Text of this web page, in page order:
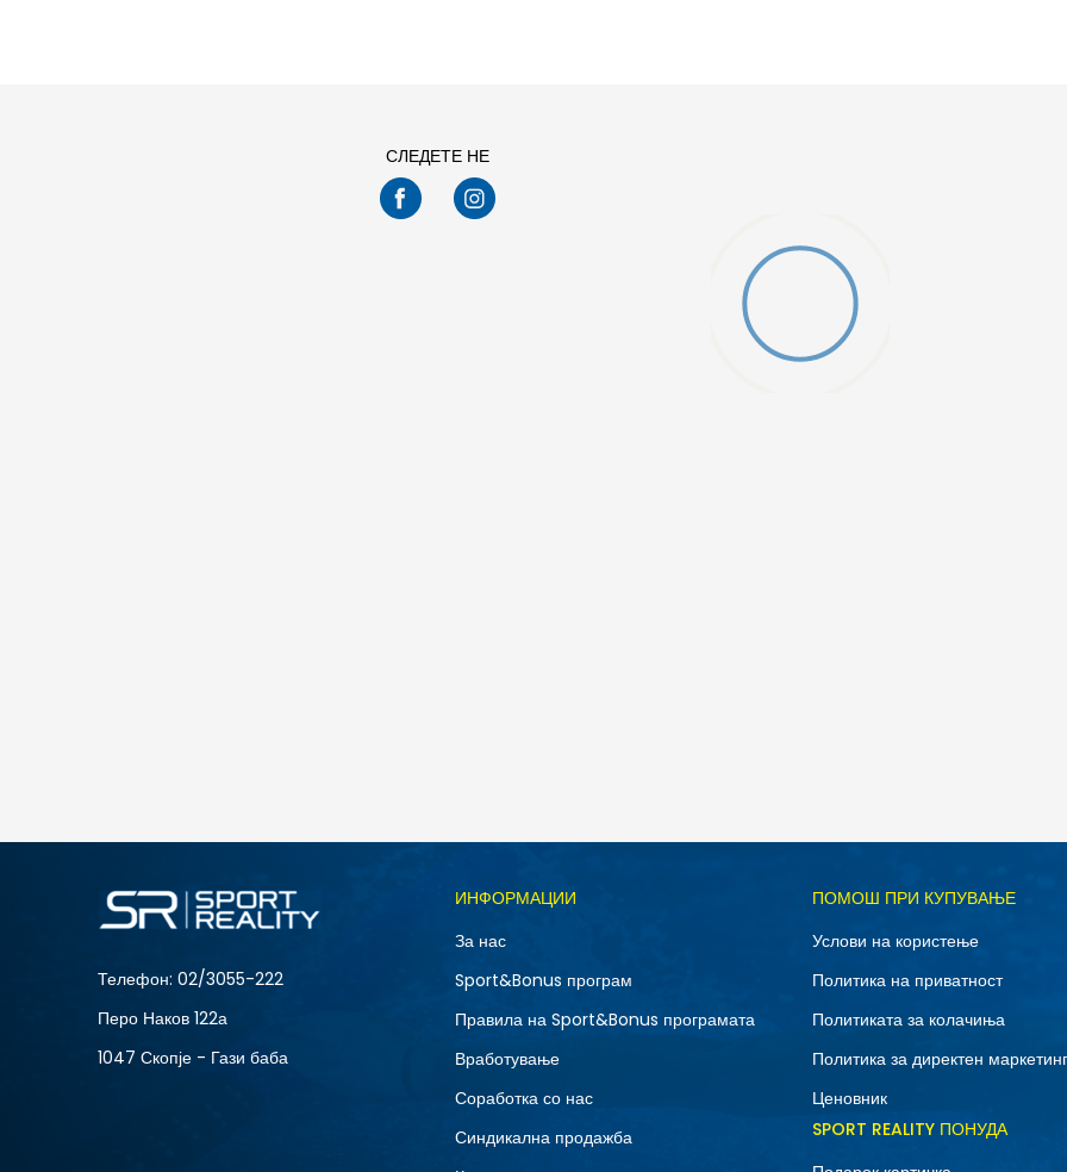
Големина
2XL
СЛЕДЕТЕ НЕ
Телефон: 02/3055-222
Перо Наков 122а
1047 Скопје - Гази баба
ИНФОРМАЦИИ
За нас
Sport&Bonus програм
Правила на Sport&Bonus програмата
Вработување
Соработка со нас
Синдикална продажба
ПОМОШ ПРИ КУПУВАЊЕ
Услови на користење
Политика на приватност
Политиката за колачиња
Политика за директен маркетинг
Ценовник
SPORT REALITY ПОНУДА